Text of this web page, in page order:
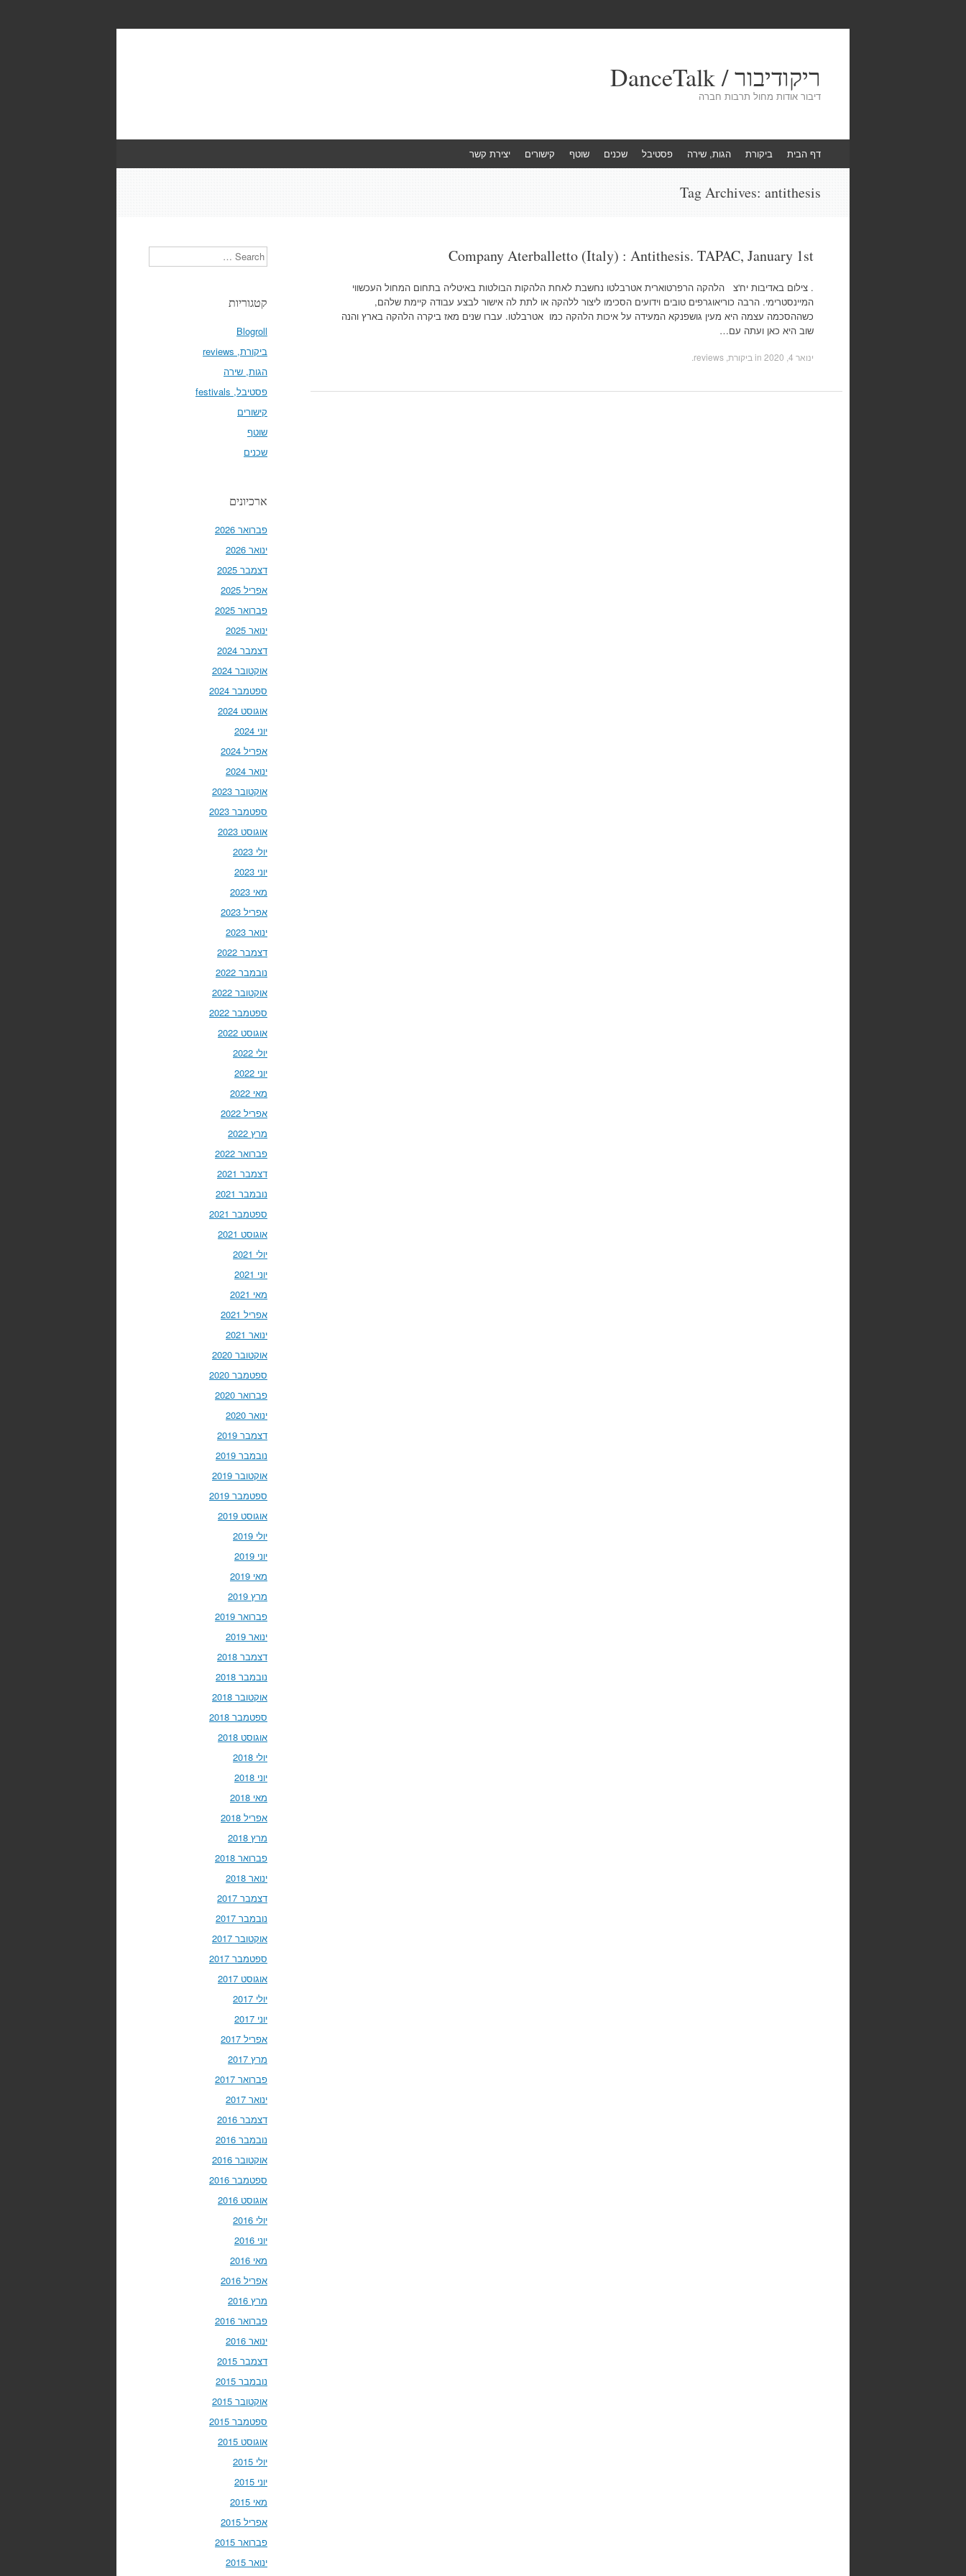
ריקודיבור / DanceTalk
דיבור אודות מחול תרבות חברה
to
דף הבית ביקורת הגות, שירה פסטיבל שכנים שוטף קישורים יצירת קשר
Tag Archives: antithesis
Company Aterballetto (Italy) : Antithesis. TAPAC, January 1st
. צילום באדיבות יח'צ הלהקה הרפרטוארית אטרבלטו נחשבת לאחת הלהקות הבולטות באיטליה בתחום המחול העכשווי
המיינסטרימי. הרבה כוריאוגרפים טובים וידועים הסכימו ליצור ללהקה או לתת לה אישור לבצע עבודה קיימת שלהם,
כשההסכמה עצמה היא מעין גושפנקא המעידה על איכות הלהקה כמו אטרבלטו. עברו שנים מאז ביקרה הלהקה בארץ והנה
שוב היא כאן ועתה עם…
ינואר 4, 2020 ביקורת, reviews
Search
קטגוריות
Blogroll
ביקורת, reviews
הגות, שירה
פסטיבל, festivals
קישורים
שוטף
שכנים
ארכיונים
פברואר 2026
ינואר 2026
דצמבר 2025
אפריל 2025
פברואר 2025
ינואר 2025
דצמבר 2024
אוקטובר 2024
ספטמבר 2024
אוגוסט 2024
יוני 2024
אפריל 2024
ינואר 2024
אוקטובר 2023
ספטמבר 2023
אוגוסט 2023
יולי 2023
יוני 2023
מאי 2023
אפריל 2023
ינואר 2023
דצמבר 2022
נובמבר 2022
אוקטובר 2022
ספטמבר 2022
אוגוסט 2022
יולי 2022
יוני 2022
מאי 2022
אפריל 2022
מרץ 2022
פברואר 2022
דצמבר 2021
נובמבר 2021
ספטמבר 2021
אוגוסט 2021
יולי 2021
יוני 2021
מאי 2021
אפריל 2021
ינואר 2021
אוקטובר 2020
ספטמבר 2020
פברואר 2020
ינואר 2020
דצמבר 2019
נובמבר 2019
אוקטובר 2019
ספטמבר 2019
אוגוסט 2019
יולי 2019
יוני 2019
מאי 2019
מרץ 2019
פברואר 2019
ינואר 2019
דצמבר 2018
נובמבר 2018
אוקטובר 2018
ספטמבר 2018
אוגוסט 2018
יולי 2018
יוני 2018
מאי 2018
אפריל 2018
מרץ 2018
פברואר 2018
ינואר 2018
דצמבר 2017
נובמבר 2017
אוקטובר 2017
ספטמבר 2017
אוגוסט 2017
יולי 2017
יוני 2017
אפריל 2017
מרץ 2017
פברואר 2017
ינואר 2017
דצמבר 2016
נובמבר 2016
אוקטובר 2016
ספטמבר 2016
אוגוסט 2016
יולי 2016
יוני 2016
מאי 2016
אפריל 2016
מרץ 2016
פברואר 2016
ינואר 2016
דצמבר 2015
נובמבר 2015
אוקטובר 2015
ספטמבר 2015
אוגוסט 2015
יולי 2015
יוני 2015
מאי 2015
אפריל 2015
פברואר 2015
ינואר 2015